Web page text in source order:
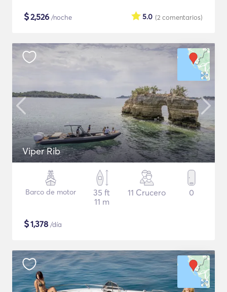
$2,526 /noche (2 comentarios)
5.0
Viper Rib
Barco de motor
35 ft
11 m
11 Crucero 0
$1,378 /día